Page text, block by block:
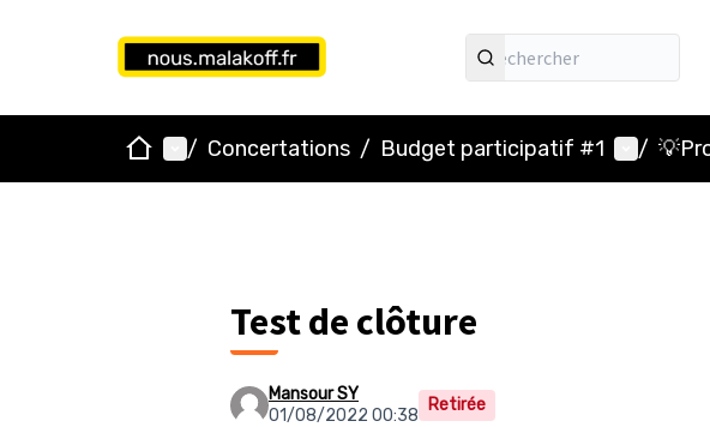
AccueilMenu principal
/ Concertations / Budget participatif #1 Menu
/
Test de clôture
Mansour SY
01/08/2022 00:38
Retirée